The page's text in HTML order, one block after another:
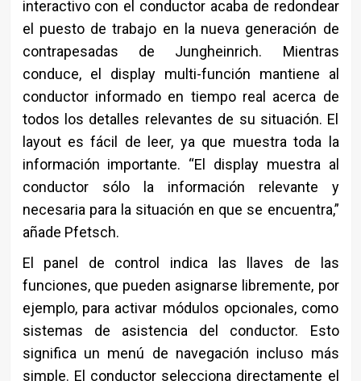
interactivo con el conductor acaba de redondear
el puesto de trabajo en la nueva generación de
contrapesadas de Jungheinrich. Mientras
conduce, el display multi-función mantiene al
conductor informado en tiempo real acerca de
todos los detalles relevantes de su situación. El
layout es fácil de leer, ya que muestra toda la
información importante. “El display muestra al
conductor sólo la información relevante y
necesaria para la situación en que se encuentra,”
añade Pfetsch.
El panel de control indica las llaves de las
funciones, que pueden asignarse libremente, por
ejemplo, para activar módulos opcionales, como
sistemas de asistencia del conductor. Esto
significa un menú de navegación incluso más
simple. El conductor selecciona directamente el